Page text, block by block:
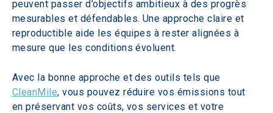
peuvent passer d’objectifs ambitieux à des progrès
mesurables et défendables. Une approche claire et
reproductible aide les équipes à rester alignées à
mesure que les conditions évoluent.
Avec la bonne approche et des outils tels que
CleanMile, vous pouvez réduire vos émissions tout
en préservant vos coûts, vos services et votre